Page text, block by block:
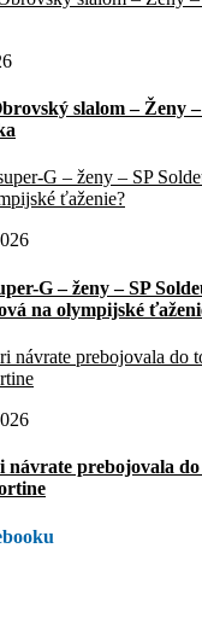
slalom – Ženy
G – ženy – SP
na olympijské
návrate prebojovala do